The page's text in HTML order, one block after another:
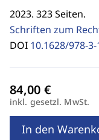
2023. 323 Seiten.
Schriften zum
DOI 10.1628/978-
inkl. gesetzl. MwSt.
In den